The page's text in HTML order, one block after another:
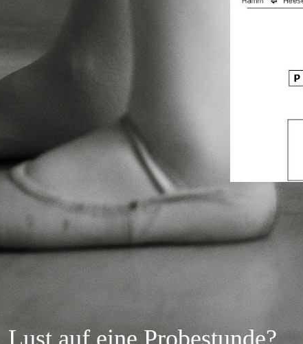
Lust auf eine Probestunde?